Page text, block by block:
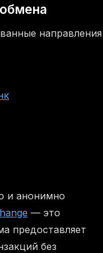
направления
и анонимно
— это
предоставляет
без